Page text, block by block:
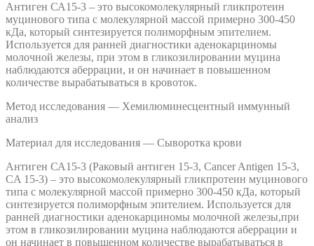
Антиген СА15-3 – это высокомолекулярный гликпротеин
муцинового типа с молекулярной массой примерно 300-450
кДа, который синтезируется полиморфным эпителием.
Используется для ранней диагностики аденокарциномы
молочной железы, при этом в гликозилировании муцина
наблюдаются аберрации, и он начинает в повышенном
количестве вырабатываться в кровоток.
Метод исследования — Хемилюминесцентный иммунный
анализ
Материал для исследования — Сыворотка крови
Антиген СА15-3 (Раковый антиген 15-3, Cancer Antigen 15-3,
CA 15-3) – это высокомолекулярный гликпротеин муцинового
типа с молекулярной массой примерно 300-450 кДа, который
синтезируется полиморфным эпителием. Используется для
ранней диагностики аденокарциномы молочной железы,при
этом в гликозилировании муцина наблюдаются аберрации и
он начинает в повышенном количестве вырабатываться в